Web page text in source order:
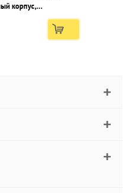
корпус,
картонная